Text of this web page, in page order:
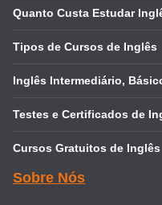
Quanto Custa Estudar
Tipos de Cursos de Inglês
Inglês Intermediário,
Testes e Certificados de
Cursos Gratuitos de Inglês
Sobre Nós